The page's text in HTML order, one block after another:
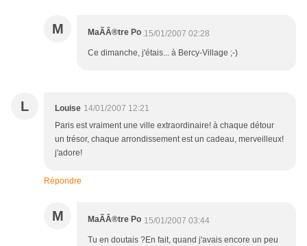
M MaÃÂ®tre Po 15/01/2007 02:28
Ce dimanche, j'étais... à Bercy-Village ;-)
L Louise 14/01/2007 12:21
Paris est vraiment une ville extraordinaire! à chaque détour
un trésor, chaque arrondissement est un cadeau, merveilleux!
j'adore!
Répondre
M MaÃÂ®tre Po 15/01/2007 03:44
Tu en doutais ?En fait, quand j'avais encore un peu